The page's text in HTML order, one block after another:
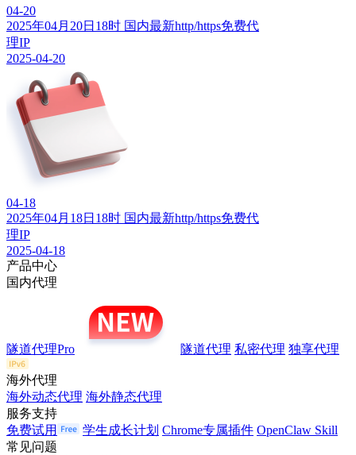
04-20
2025年04月20日18时 国内最新http/https免费代
理IP
2025-04-20
04-18
2025年04月18日18时 国内最新http/https免费代
理IP
2025-04-18
产品中心
国内代理
隧道代理Pro 隧道代理 私密代理 独享代理
海外代理
海外动态代理 海外静态代理
服务支持
免费试用
学生成长计划 Chrome专属插件 OpenClaw Skill
常见问题